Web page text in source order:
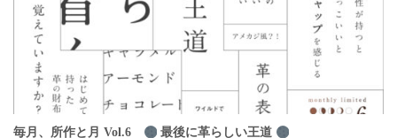
毎月、所作と月 Vol.6 最後に革らしい王道